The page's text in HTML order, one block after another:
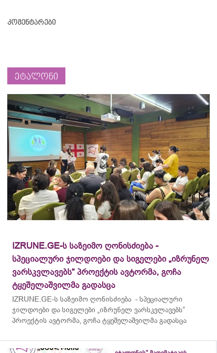
კომენტარები
ეტალონი
IZRUNE.GE-ს საზეიმო ღონისძიება -
სპეციალური ჯილდოები და სიგელები „იზრუნელ
ვარსკვლავებს“ პროექტის ავტორმა, გოჩა
ტყეშელაშვილმა გადასცა
IZRUNE.GE-ს საზეიმო ღონისძიება - სპეციალური
ჯილდოები და სიგელები „იზრუნელ ვარსკვლავებს“
პროექტის ავტორმა, გოჩა ტყეშელაშვილმა გადასცა